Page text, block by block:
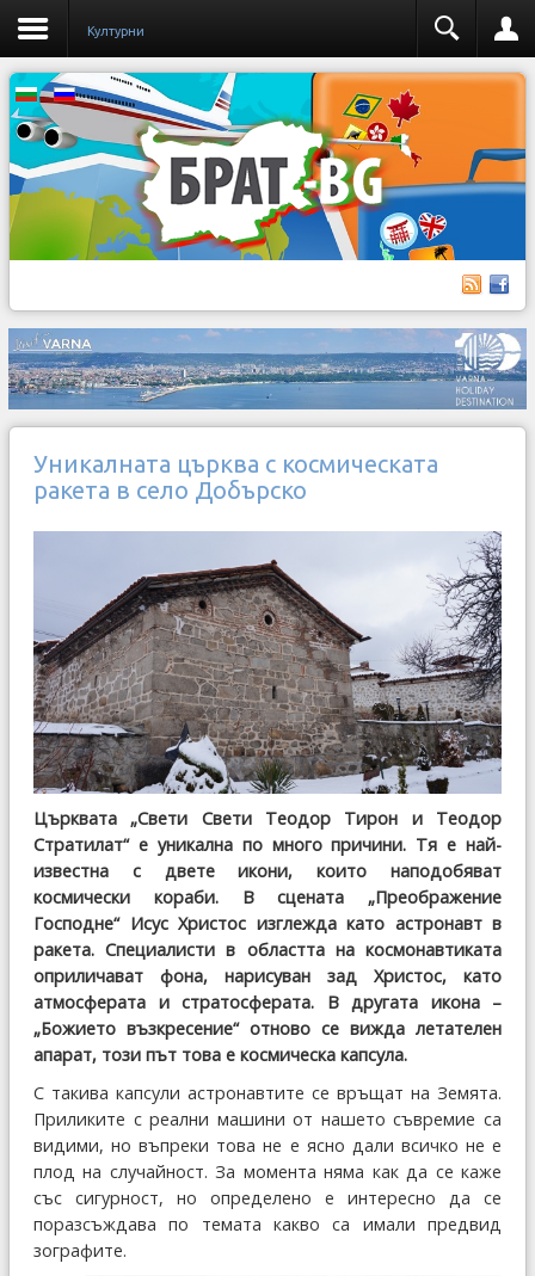
Културни
Уникалната църква с космическата
ракета в село Добърско
Църквата „Свети Свети Теодор Тирон и Теодор
Стратилат“ е уникална по много причини. Тя е най-
известна с двете икони, които наподобяват
космически кораби. В сцената „Преображение
Господне“ Исус Христос изглежда като астронавт в
ракета. Специалисти в областта на космонавтиката
оприличават фона, нарисуван зад Христос, като
атмосферата и стратосферата. В другата икона –
„Божието възкресение“ отново се вижда летателен
апарат, този път това е космическа капсула.
С такива капсули астронавтите се връщат на Земята.
Приликите с реални машини от нашето съвремие са
видими, но въпреки това не е ясно дали всичко не е
плод на случайност. За момента няма как да се каже
със сигурност, но определено е интересно да се
поразсъждава по темата какво са имали предвид
зографите.